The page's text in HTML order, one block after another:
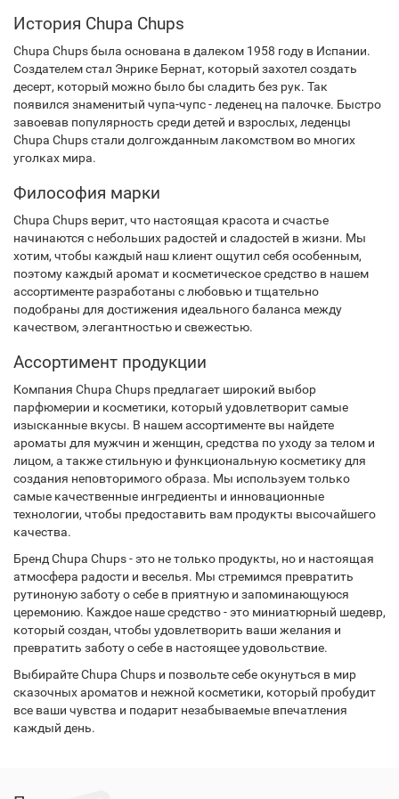
История Chupa Chups
Chupa Chups была основана в далеком 1958 году в Испании.
Создателем стал Энрике Бернат, который захотел создать
десерт, который можно было бы сладить без рук. Так
появился знаменитый чупа-чупс - леденец на палочке. Быстро
завоевав популярность среди детей и взрослых, леденцы
Chupa Chups стали долгожданным лакомством во многих
уголках мира.
Философия марки
Chupa Chups верит, что настоящая красота и счастье
начинаются с небольших радостей и сладостей в жизни. Мы
хотим, чтобы каждый наш клиент ощутил себя особенным,
поэтому каждый аромат и косметическое средство в нашем
ассортименте разработаны с любовью и тщательно
подобраны для достижения идеального баланса между
качеством, элегантностью и свежестью.
Ассортимент продукции
Компания Chupa Chups предлагает широкий выбор
парфюмерии и косметики, который удовлетворит самые
изысканные вкусы. В нашем ассортименте вы найдете
ароматы для мужчин и женщин, средства по уходу за телом и
лицом, а также стильную и функциональную косметику для
создания неповторимого образа. Мы используем только
самые качественные ингредиенты и инновационные
технологии, чтобы предоставить вам продукты высочайшего
качества.
Бренд Chupa Chups - это не только продукты, но и настоящая
атмосфера радости и веселья. Мы стремимся превратить
рутиноную заботу о себе в приятную и запоминающуюся
церемонию. Каждое наше средство - это миниатюрный шедевр,
который создан, чтобы удовлетворить ваши желания и
превратить заботу о себе в настоящее удовольствие.
Выбирайте Chupa Chups и позвольте себе окунуться в мир
сказочных ароматов и нежной косметики, который пробудит
все ваши чувства и подарит незабываемые впечатления
каждый день.